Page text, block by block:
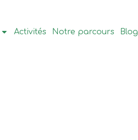
Activités Notre parcours Blog